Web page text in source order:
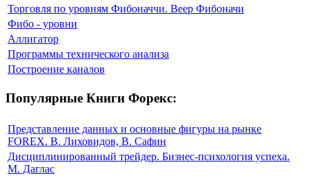
Торговля по уровням Фибоначчи. Веер Фибоначи
Фибо - уровни
Аллигатор
Программы технического анализа
Построение каналов
Популярные Книги Форекс:
Представление данных и основные фигуры на рынке
FOREX. В. Лиховидов, В. Сафин
Дисциплинированный трейдер. Бизнес-психология успеха.
М. Даглас